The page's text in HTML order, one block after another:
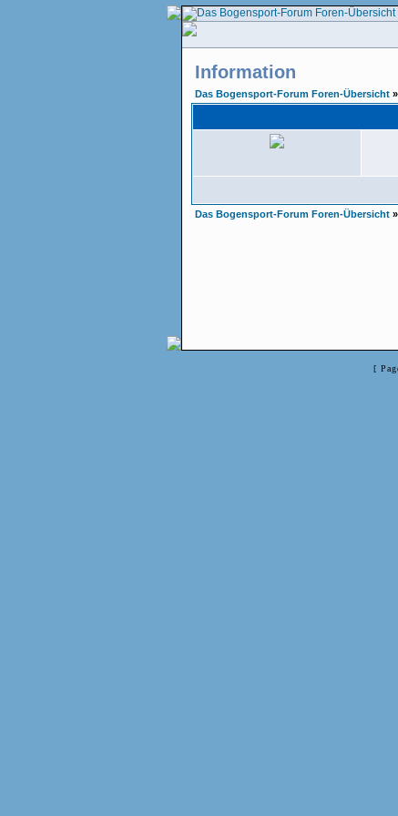
Information
Das Bogensport-Forum Foren-Übersicht
Das Bogensport-Forum Foren-Übersicht
[